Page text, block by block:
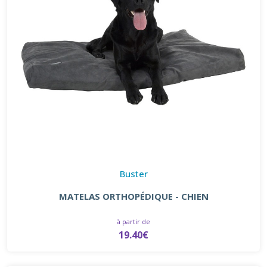
Buster
MATELAS ORTHOPÉDIQUE - CHIEN
à partir de
19.40€